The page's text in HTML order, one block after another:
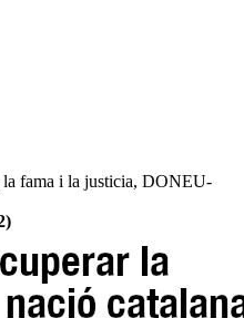
la fama i la justicia, DONEU-